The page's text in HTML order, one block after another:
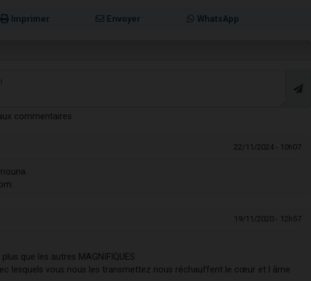
Imprimer Envoyer WhatsApp
commentaires
22/11/2024 - 10h07
19/11/2020 - 12h57
que les autres MAGNIFIQUES
lesquels vous nous les transmettez nous réchauffent le cœur et l âme